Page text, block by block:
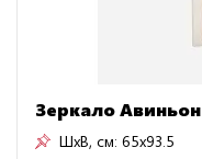
Зеркало Авиньон
ШxВ, см: 65x93.5